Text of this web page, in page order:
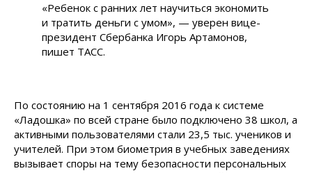
«Ребенок с ранних лет научиться экономить
и тратить деньги с умом», — уверен вице-
президент Сбербанка Игорь Артамонов,
пишет ТАСС.
По состоянию на 1 сентября 2016 года к системе
«Ладошка» по всей стране было подключено 38 школ, а
активными пользователями стали 23,5 тыс. учеников и
учителей. При этом биометрия в учебных заведениях
вызывает споры на тему безопасности персональных